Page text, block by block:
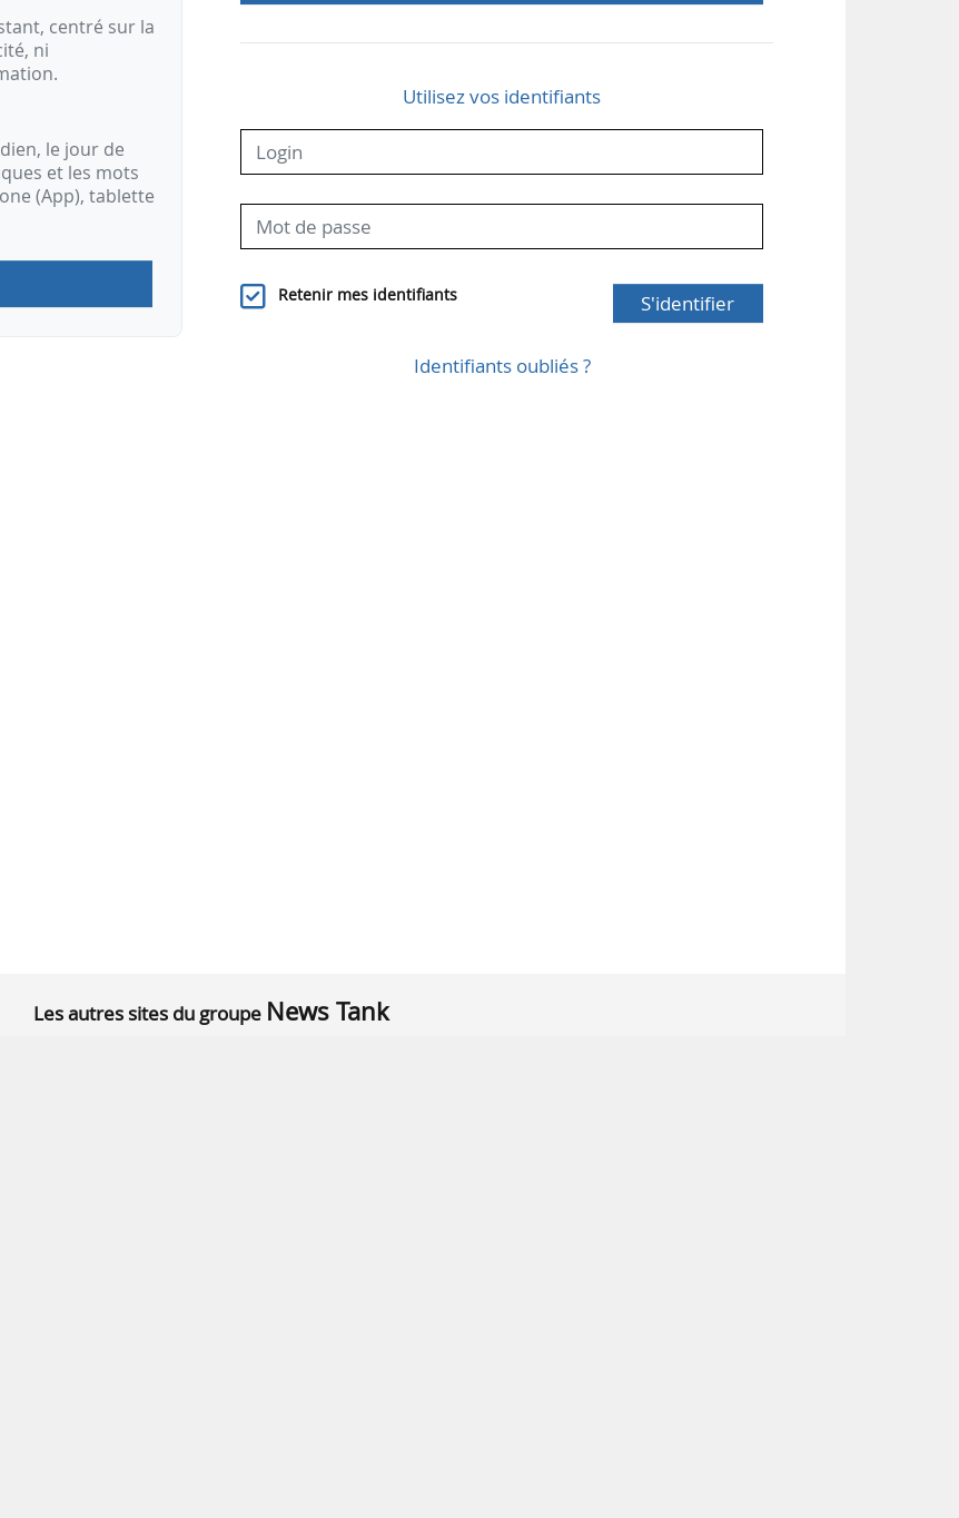
centré sur la
ni
le jour de
et les mots
(App), tablette
Utilisez vos identifiants
Retenir mes identifiants S'identifier
Identifiants oubliés ?
Les autres sites du groupe News Tank